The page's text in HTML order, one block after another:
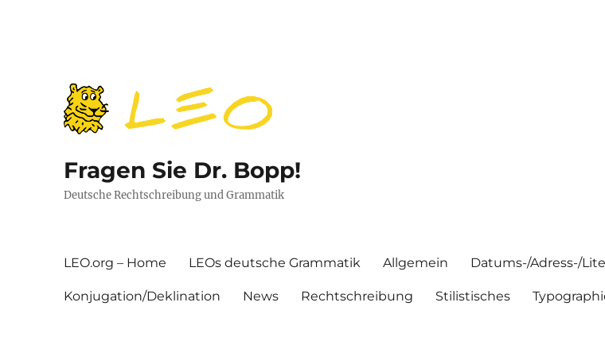
Fragen Sie Dr. Bopp!
Deutsche Rechtschreibung und Grammatik
LEO.org – Home LEOs deutsche Grammatik Allgemein Datums-/Adress-/
Konjugation/Deklination News Rechtschreibung Stilistisches